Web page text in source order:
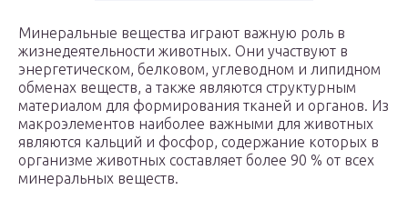
Минеральные вещества играют важную роль в
жизнедеятельности животных. Они участвуют в
энергетическом, белковом, углеводном и липидном
обменах веществ, а также являются структурным
материалом для формирования тканей и органов. Из
макроэлементов наиболее важными для животных
являются кальций и фосфор, содержание которых в
организме животных составляет более 90 % от всех
минеральных веществ.